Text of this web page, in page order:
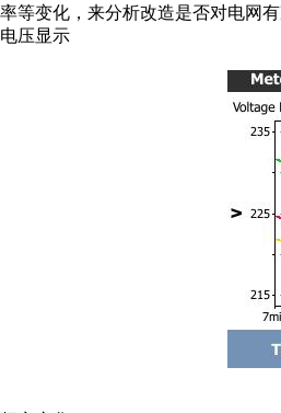
率等变化，来分析改造是否对电网
电压显示